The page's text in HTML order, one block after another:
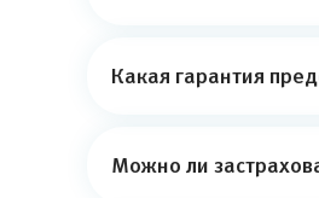
Какая гарантия
Можно ли